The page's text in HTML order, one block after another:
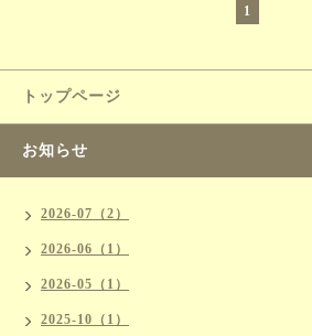
1
トップページ
お知らせ
2026-07（2）
2026-06（1）
2026-05（1）
2025-10（1）